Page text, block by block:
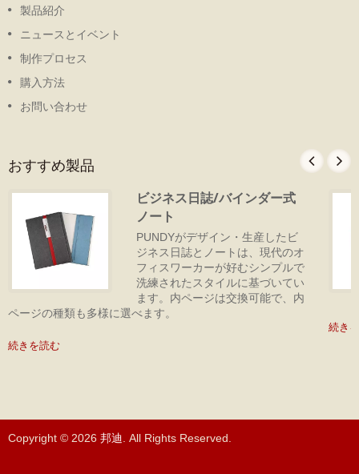
製品紹介
ニュースとイベント
制作プロセス
購入方法
お問い合わせ
おすすめ製品
ビジネス日誌/バインダー式
ノート
PUNDYがデザイン・生産したビ
ジネス日誌とノートは、現代のオ
フィスワーカーが好むシンプルで
洗練されたスタイルに基づいてい
ます。内ページは交換可能で、内
ページの種類も多様に選べます。
続きを読む
続き
Copyright © 2026 邦迪. All Rights Reserved.